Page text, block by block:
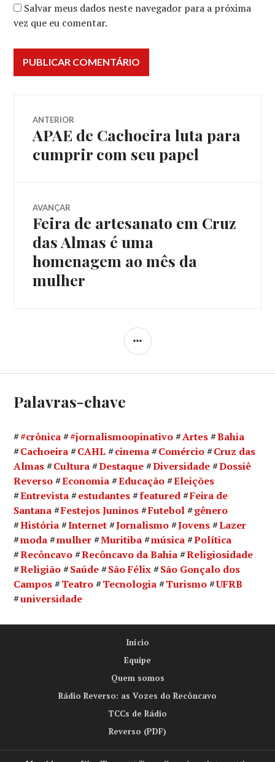
Salvar meus dados neste navegador para a próxima
vez que eu comentar.
Navegação
de
ANTERIOR
Post
APAE de Cachoeira luta para
cumprir com seu papel
AVANÇAR
Próximo
post:
Feira de artesanato em Cruz
das Almas é uma
homenagem ao mês da
mulher
LATERAL
Palavras-chave
#crônica #jornalismoopinativo Artes
Bahia
Cachoeira
CAHL cinema Comércio
Cruz das
Almas
Cultura Destaque Diversidade
Dossiê
Reverso
Economia Educação
Eleições
Entrevista
estudantes featured
Feira de
Santana
Festejos Juninos Futebol
gênero
História
Internet Jornalismo Jovens
Lazer
moda
mulher Muritiba música
Política
Recôncavo
Recôncavo da Bahia
Religiosidade
Religião
Saúde São Félix
São Gonçalo dos
Campos
Teatro Tecnologia Turismo
UFRB
universidade
Início
Equipe
Quem somos
Rádio Reverso: as Vozes do Recôncavo
TCCs de Rádio
Reverso (PDF)